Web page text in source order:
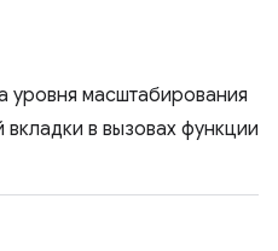
уровня масштабирования
в вызовах функции